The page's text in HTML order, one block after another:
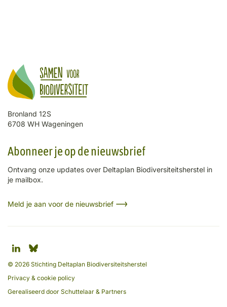
Bronland 12S
6708 WH Wageningen
Abonneer je op de nieuwsbrief
Ontvang onze updates over Deltaplan Biodiversiteitsherstel in
je mailbox.
Meld je aan voor de nieuwsbrief
© 2026 Stichting Deltaplan Biodiversiteitsherstel
Privacy & cookie policy
Gerealiseerd door Schuttelaar & Partners